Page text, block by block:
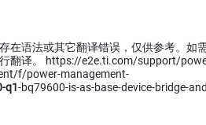
在语法或其它翻译错误，仅供参考。如
翻译。 https://e2e.ti.com/support/
f/power-management-
q1-bq79600-is-as-base-device-bridge-